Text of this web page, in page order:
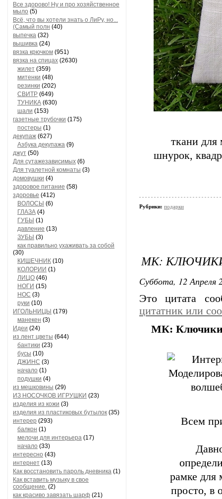
Все здорово! Ну и про хозяйственное
мыло (5)
Всё, что вы хотели знать о ЛиРу, но...
(Самый полн (40)
выпечка (32)
вышивка (24)
вязка крючком (951)
вязка на спицах (2630)
жилет (359)
митенки (48)
резинки (202)
СВИТР (649)
ТУНИКА (630)
шали (153)
газетные трубочки (175)
постеры (1)
декупаж (627)
Азбука декупажа (9)
джут (50)
Для сутажезависимых (6)
Для туалетной комнаты (3)
домовушки (4)
здоровое питание (58)
здоровье (412)
ВОЛОСЫ (6)
ГЛАЗА (4)
ГУБЫ (1)
давление (13)
ЗУБЫ (3)
как правильно ухаживать за собой
(30)
КИШЕЧНИК (10)
КОЛОРИИ (1)
ЛИЦО (46)
НОГИ (15)
НОС (3)
руки (10)
ИГОЛЬНИЦЫ (179)
манекен (3)
Идеи (24)
из лент цветы (644)
бантики (23)
бусы (10)
ДЖИНС (3)
начало (1)
подушки (4)
из мешковины (29)
ИЗ НОСОЧКОВ ИГРУШКИ (23)
изделия из кожи (3)
изделия из пластиковых бутылок (35)
интерер (293)
балкон (1)
мелочи для интерьера (17)
начало (33)
интересно (43)
интернет (13)
Как восстановить пароль дневника (1)
Как вставить музыку в свое
сообщение. (2)
как красиво завязать шарф (21)
ткани для
шнурок,
Рубрики: подарки
МК:
Суббота, 12 Апреля
Это цитата
цитатник или
МК: Ключики
Всем
рамке
просто, в